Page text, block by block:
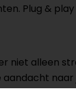
Plug &
niet alleen